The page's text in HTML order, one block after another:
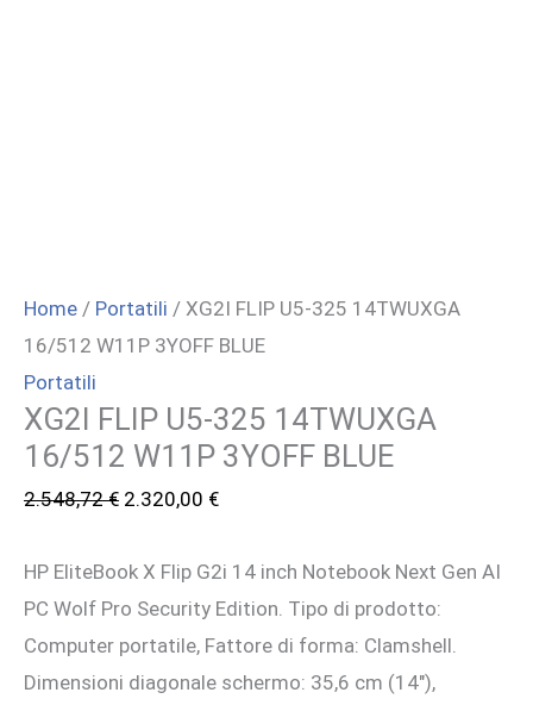
Home / Portatili / XG2I FLIP U5-325 14TWUXGA
16/512 W11P 3YOFF BLUE
Portatili
XG2I FLIP U5-325 14TWUXGA
16/512 W11P 3YOFF BLUE
2.548,72€ Il
originale
era:
2.548,72 €.
2.320,00 €Il
attuale
è:
2.320,00 €.
HP EliteBook X Flip G2i 14 inch Notebook Next Gen AI
PC Wolf Pro Security Edition. Tipo di prodotto:
Computer portatile, Fattore di forma: Clamshell.
Dimensioni diagonale schermo: 35,6 cm (14″),